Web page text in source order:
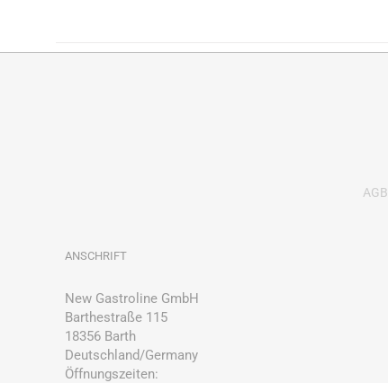
AGB
ANSCHRIFT
New Gastroline GmbH
Barthestraße 115
18356 Barth
Deutschland/Germany
Öffnungszeiten: